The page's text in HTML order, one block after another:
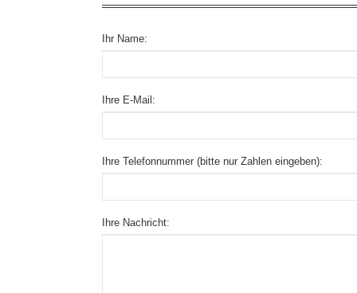
Ihr Name:
Ihre E-Mail:
Ihre Telefonnummer (bitte nur Zahlen eingeben):
Ihre Nachricht: